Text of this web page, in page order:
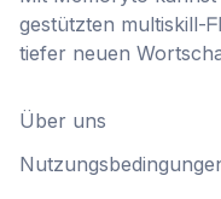
gestützten multiskill-
tiefer neuen
Über uns